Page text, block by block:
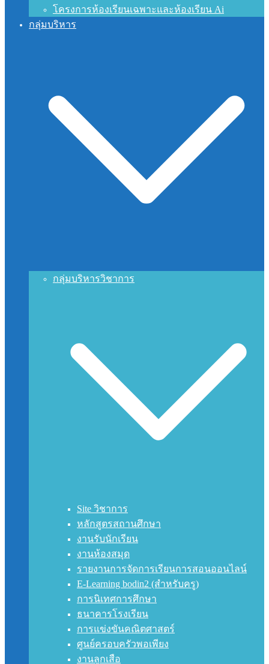
โครงการห้องเรียนเฉพาะและห้องเรียน Ai
กลุ่มบริหาร
กลุ่มบริหารวิชาการ
Site วิชาการ
หลักสูตรสถานศึกษา
งานรับนักเรียน
งานห้องสมุด
รายงานการจัดการเรียนการสอนออนไลน์
E-Learning bodin2 (สำหรับครู)
การนิเทศการศึกษา
ธนาคารโรงเรียน
การแข่งขันคณิตศาสตร์
ศูนย์ครอบครัวพอเพียง
งานลูกเสือ